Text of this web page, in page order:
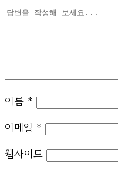
이름 *
이메일 *
웹사이트